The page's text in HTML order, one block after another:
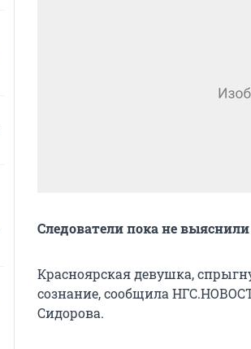
Следователи пока не
Красноярская девушка,
сознание, сообщила
Сидорова.